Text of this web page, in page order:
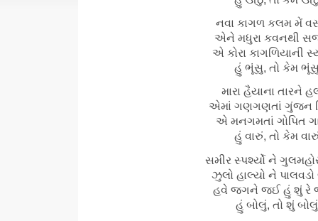
નવા કાગળ કલમ મેં
એને મધુરા કવનથી
એ કોરા કાગળિયાની
હું ભૂંસુ, તો કેમ
મારા હૈયાના તારને
એમાં ગણગણતાં ગુંજન
એ મનગમતાં ગોપિત
હું વારું, તો કેમ
સમીર સ્પર્શ્યો ને ગુલમહોર
ઝુલો હાલ્યો ને પાલવડો
હવે જગને જઈ હું શું રે
હું બોલું, તો શું